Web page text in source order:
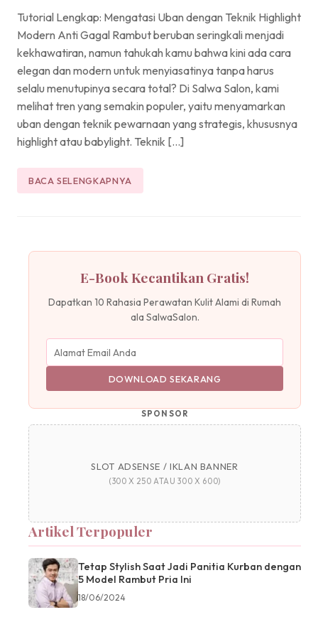
Tutorial Lengkap: Mengatasi Uban dengan Teknik Highlight
Modern Anti Gagal Rambut beruban seringkali menjadi
kekhawatiran, namun tahukah kamu bahwa kini ada cara
elegan dan modern untuk menyiasatinya tanpa harus
selalu menutupinya secara total? Di Salwa Salon, kami
melihat tren yang semakin populer, yaitu menyamarkan
uban dengan teknik pewarnaan yang strategis, khususnya
highlight atau babylight. Teknik […]
BACA SELENGKAPNYA
E-Book Kecantikan Gratis!
Dapatkan 10 Rahasia Perawatan Kulit Alami di Rumah
ala SalwaSalon.
DOWNLOAD SEKARANG
SPONSOR
SLOT ADSENSE / IKLAN BANNER
(300 X 250 ATAU 300 X 600)
Artikel Terpopuler
Tetap Stylish Saat Jadi Panitia Kurban dengan
5 Model Rambut Pria Ini
18/06/2024